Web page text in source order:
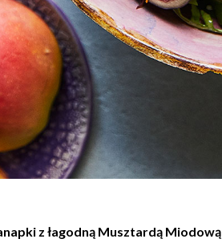
z łagodną Musztardą Miodową